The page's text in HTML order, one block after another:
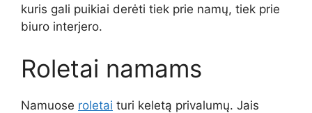
kuris gali puikiai derėti tiek prie namų, tiek prie
biuro interjero.
Roletai namams
Namuose roletai turi keletą privalumų. Jais